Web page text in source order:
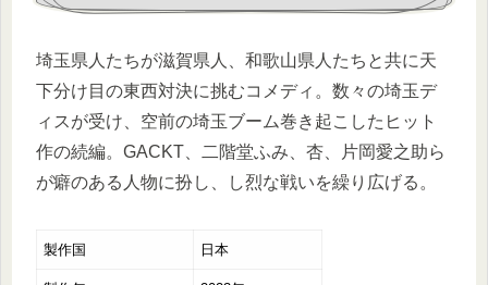
埼玉県人たちが滋賀県人、和歌山県人たちと共に天
下分け目の東西対決に挑むコメディ。数々の埼玉デ
ィスが受け、空前の埼玉ブーム巻き起こしたヒット
作の続編。GACKT、二階堂ふみ、杏、片岡愛之助ら
が癖のある人物に扮し、し烈な戦いを繰り広げる。
製作国 日本